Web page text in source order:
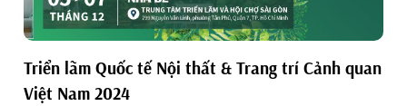
Triển lãm Quốc tế Nội thất & Trang trí Cảnh quan
Việt Nam 2024